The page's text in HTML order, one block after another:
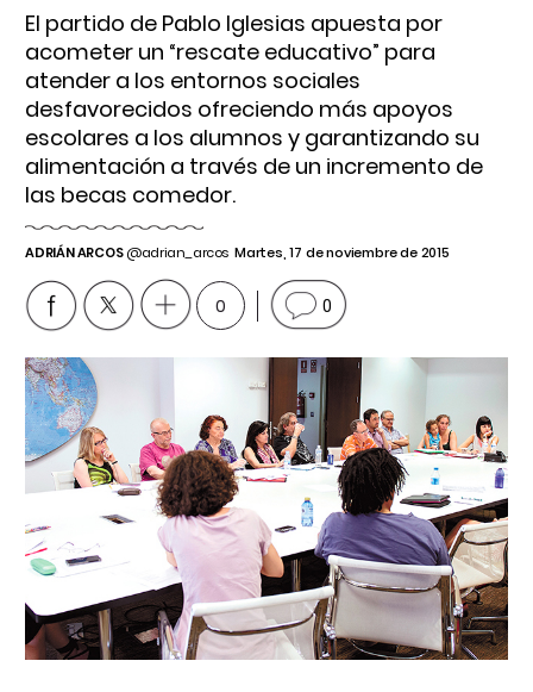
El partido de Pablo Iglesias apuesta por
acometer un “rescate educativo” para
atender a los entornos sociales
desfavorecidos ofreciendo más apoyos
escolares a los alumnos y garantizando su
alimentación a través de un incremento de
las becas comedor.
ADRIÁN ARCOS@adrian_arcos Martes, 17 de noviembre de 2015
0 0